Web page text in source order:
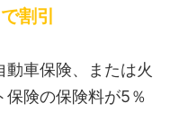
割引
車保険、または火
保険の保険料が5％